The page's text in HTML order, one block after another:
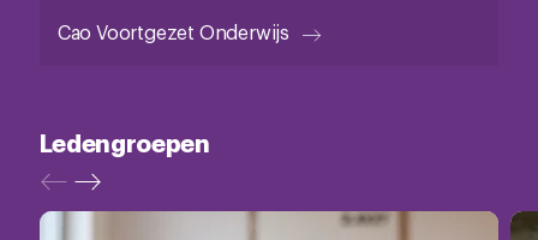
Cao Voortgezet Onderwijs
Ledengroepen